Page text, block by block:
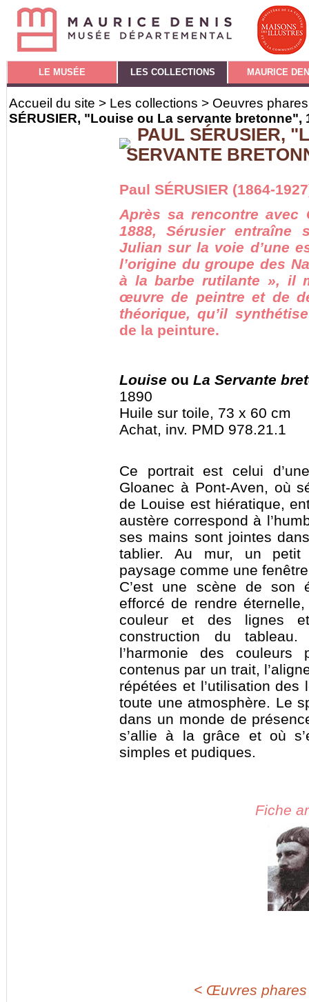
LE MUSÉE LES COLLECTIONS MAURICE
Accueil du site > Les collections > Oeuvres
SÉRUSIER, "Louise ou La servante bretonne",
PAUL SÉRUSIER,
SERVANTE
Paul SÉRUSIER (1864-
Après sa rencontre avec
1888, Sérusier entraîne
Julian sur la voie d’une
l’origine du groupe des
à la barbe rutilante », il
œuvre de peintre et de
théorique, qu’il
de la peinture.
Louise ou La Servante
1890
Huile sur toile, 73 x 60 cm
Achat, inv. PMD 978.21.1
Ce portrait est celui
Gloanec à Pont-Aven, où
de Louise est hiératique,
austère correspond à
ses mains sont jointes
tablier. Au mur, un petit
paysage comme une
C’est une scène de son
efforcé de rendre
couleur et des lignes
construction du
l’harmonie des
contenus par un trait,
répétées et l’utilisation
toute une atmosphère. Le
dans un monde de
s’allie à la grâce et où
simples et pudiques.
Fiche
< Œuvres